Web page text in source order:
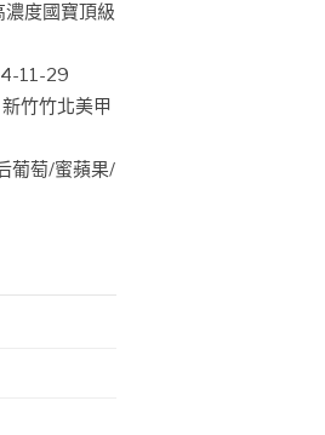
濃度國寶頂級
11-29
竹竹北美甲
葡萄/蜜蘋果/